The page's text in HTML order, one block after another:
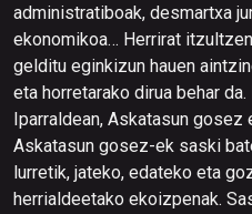
administratiboak, desmartxa
ekonomikoa… Herrirat
gelditu eginkizun hauen
eta horretarako dirua behar
Iparraldean, Askatasun gosez
Askatasun gosez-ek saski
lurretik, jateko, edateko eta
herrialdeetako ekoizpenak.